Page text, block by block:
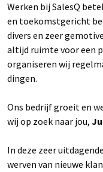
Werken bij SalesQ
en toekomstgericht
divers en zeer
altijd ruimte voor een
organiseren wij
dingen.
Ons bedrijf groeit en
wij op zoek naar jou,
In deze zeer
werven van nieuwe